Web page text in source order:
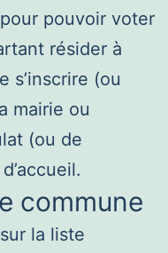
pouvoir voter
résider à
s’inscrire (ou
mairie ou
(ou de
commune
la liste